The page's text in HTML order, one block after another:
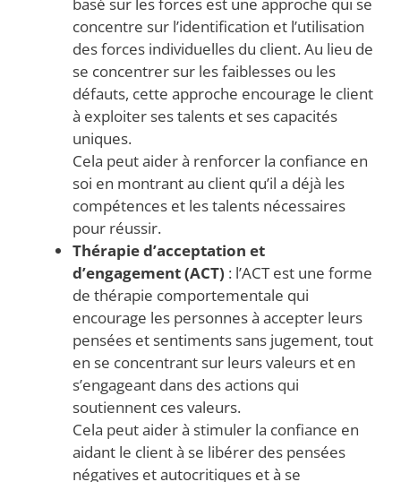
basé sur les forces est une approche qui se
concentre sur l’identification et l’utilisation
des forces individuelles du client. Au lieu de
se concentrer sur les faiblesses ou les
défauts, cette approche encourage le client
à exploiter ses talents et ses capacités
uniques.
Cela peut aider à renforcer la confiance en
soi en montrant au client qu’il a déjà les
compétences et les talents nécessaires
pour réussir.
Thérapie d’acceptation et
d’engagement (ACT) : l’ACT est une forme
de thérapie comportementale qui
encourage les personnes à accepter leurs
pensées et sentiments sans jugement, tout
en se concentrant sur leurs valeurs et en
s’engageant dans des actions qui
soutiennent ces valeurs.
Cela peut aider à stimuler la confiance en
aidant le client à se libérer des pensées
négatives et autocritiques et à se